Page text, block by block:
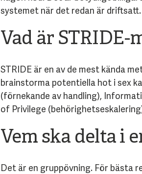
systemet när det redan är
Vad är STRIDE-
STRIDE är en av de mest kända
brainstorma potentiella hot i sex
(förnekande av handling),
of Privilege
Vem ska delta i
Det är en gruppövning. För bästa